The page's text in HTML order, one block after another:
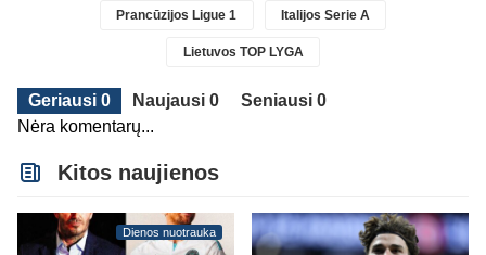
Prancūzijos Ligue 1 Italijos Serie A
Lietuvos TOP LYGA
Geriausi 0 Naujausi 0
Seniausi 0
Nėra komentarų...
Kitos naujienos
Dienos nuotrauka